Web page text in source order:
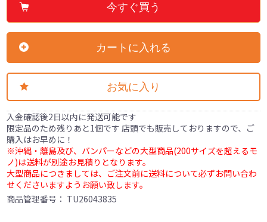
今すぐ買う
カートに入れる
お気に入り
入金確認後2日以内に発送可能です
限定品のため残りあと1個です 店頭でも販売しておりますので、ご
購入はお早めに！
※沖縄・離島及び、バンパーなどの大型商品(200サイズを超えるモ
ノ)は送料が別途お見積りとなります。
大型商品につきましては、ご注文前に送料について必ずお問い合わ
せくださいますようお願い致します。
商品管理番号： TU26043835